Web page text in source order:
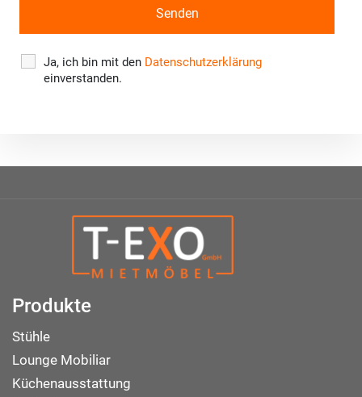
Ja, ich bin mit den Datenschutzerklärung
einverstanden.
Produkte
Stühle
Lounge Mobiliar
Küchenausstattung